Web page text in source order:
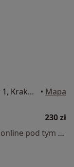
Osiedle Dywizjonu 303/76, gab. nr 1, Kraków • Mapa
230 zł
Specjalista nie oferuje umawiania online pod tym adresem.